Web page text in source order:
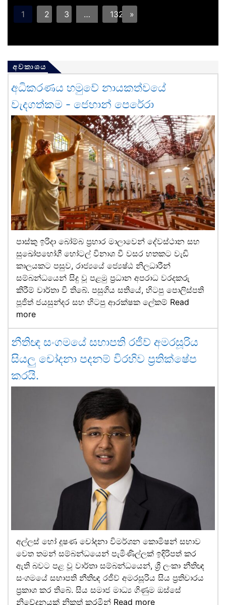
1 2 3 … 132 »
අවකාශය
අධිකරණය හමුවේ නායකත්වයේ
වැදගත්කම - ජෙහාන් පෙරේරා
පාස්කු ඉරිදා බෝම්බ ප්‍රහාර මාලාවෙන් දේවස්ථාන සහ
සුඛෝපභෝගී හෝටල් විනාශ වී වසර හතකට වැඩි
කාලයකට පසුව, රාජ්‍යයේ ජ්‍යෙෂ්ඨ නිලධාරීන්
සම්බන්ධයෙන් සිදු වූ පළමු ප්‍රධාන අපරාධ වරදකරු
කිරීම් වාර්තා වී තිබේ. පසුගිය සතියේ, හිටපු පොලිස්පති
පූජිත් ජයසුන්දර සහ හිටපු ආරක්ෂක ලේකම් Read
more
නීතිඥ සංගමයේ සභාපති රජීව් අමරසූරිය
සියලු චෝදනා පදනම් විරහිව ප්‍රතික්ෂේප
කරයි.
අල්ලස් හෝ දූෂණ චෝදනා විමර්ශන කොමිෂන් සභාව
වෙත තමන් සම්බන්ධයෙන් පැමිණිල්ලක් ඉදිරිපත් කර
ඇති බවට පළ වූ වාර්තා සම්බන්ධයෙන්, ශ්‍රී ලංකා නීතිඥ
සංගමයේ සභාපති නීතිඥ රජීව් අමරසූරිය සිය ප්‍රතිචාරය
ප්‍රකාශ කර තිබේ. සිය සමාජ මාධ්‍ය ගිණුම ඔස්සේ
නිවේදනයක් නිකුත් කරමින් Read more